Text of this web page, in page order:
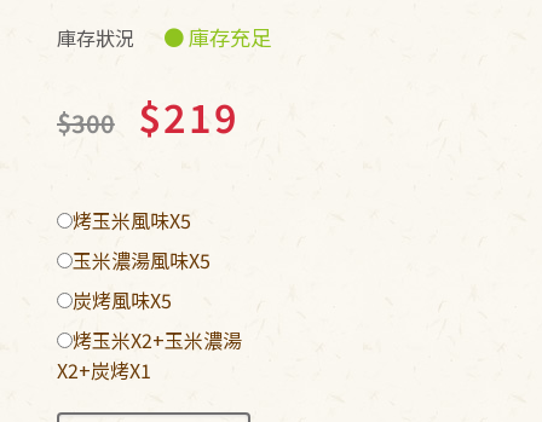
庫存狀況 ● 庫存充足
$300 $219
烤玉米風味X5
玉米濃湯風味X5
炭烤風味X5
烤玉米X2+玉米濃湯
X2+炭烤X1